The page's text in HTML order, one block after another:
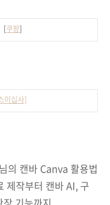
[쿠팡]
이십사]
의 캔바 Canva 활용법
제작부터 캔바 AI, 구